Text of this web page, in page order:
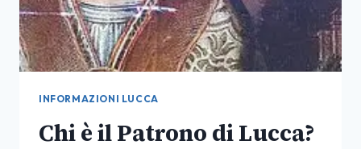
INFORMAZIONI LUCCA
Chi è il Patrono di Lucca?